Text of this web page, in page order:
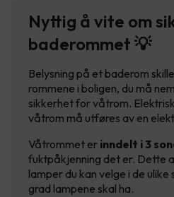
Nyttig å vite om
baderommet 💡
Belysning på et baderom
rommene i boligen, du må
sikkerhet for våtrom.
våtrom må utføres av en
Våtrommet er inndelt i 3
fuktpåkjenning det er. Dette
lamper du kan velge i de ulike
grad lampene skal ha.